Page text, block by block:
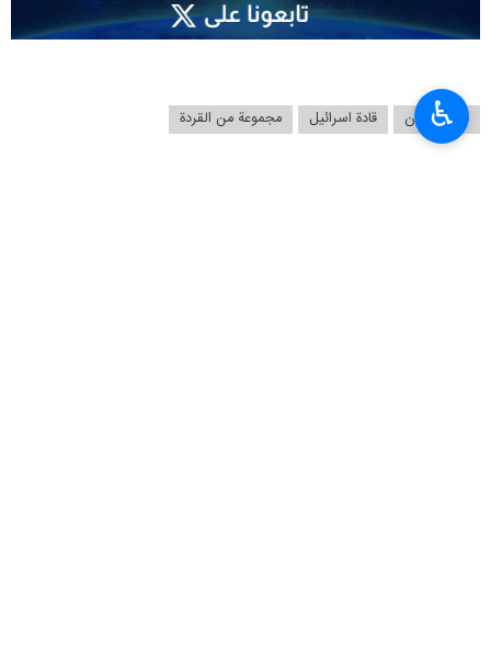
نجل شارون قادة اسرائیل مجموعة من القردة ♿︎